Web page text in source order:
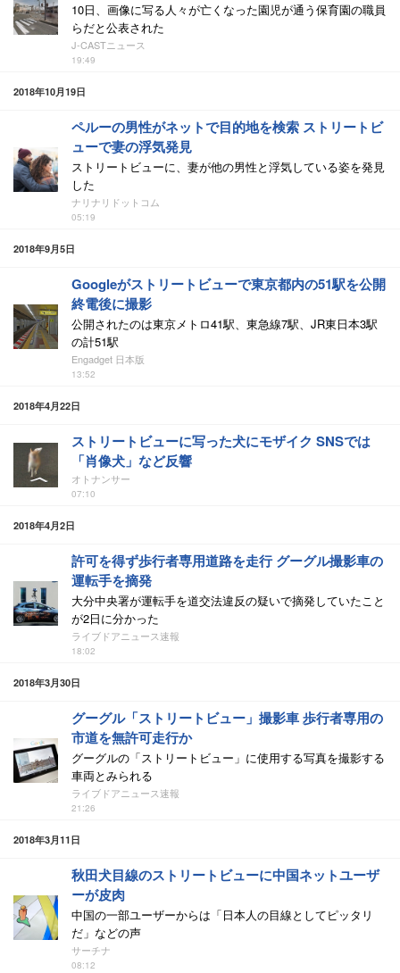
10日、画像に写る人々が亡くなった園児が通う保育園の職員
らだと公表された
J-CASTニュース
19:49
2018年10月19日
ペルーの男性がネットで目的地を検索 ストリートビ
ューで妻の浮気発見
ストリートビューに、妻が他の男性と浮気している姿を発見
した
ナリナリドットコム
05:19
2018年9月5日
Googleがストリートビューで東京都内の51駅を公開
終電後に撮影
公開されたのは東京メトロ41駅、東急線7駅、JR東日本3駅
の計51駅
Engadget 日本版
13:52
2018年4月22日
ストリートビューに写った犬にモザイク SNSでは
「肖像犬」など反響
オトナンサー
07:10
2018年4月2日
許可を得ず歩行者専用道路を走行 グーグル撮影車の
運転手を摘発
大分中央署が運転手を道交法違反の疑いで摘発していたこと
が2日に分かった
ライブドアニュース速報
18:02
2018年3月30日
グーグル「ストリートビュー」撮影車 歩行者専用の
市道を無許可走行か
グーグルの「ストリートビュー」に使用する写真を撮影する
車両とみられる
ライブドアニュース速報
21:26
2018年3月11日
秋田犬目線のストリートビューに中国ネットユーザ
ーが皮肉
中国の一部ユーザーからは「日本人の目線としてピッタリ
だ」などの声
サーチナ
08:12